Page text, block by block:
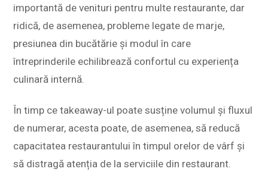
importantă de venituri pentru multe restaurante, dar
ridică, de asemenea, probleme legate de marje,
presiunea din bucătărie și modul în care
întreprinderile echilibrează confortul cu experiența
culinară internă.
În timp ce takeaway-ul poate susține volumul și fluxul
de numerar, acesta poate, de asemenea, să reducă
capacitatea restaurantului în timpul orelor de vârf și
să distragă atenția de la serviciile din restaurant.